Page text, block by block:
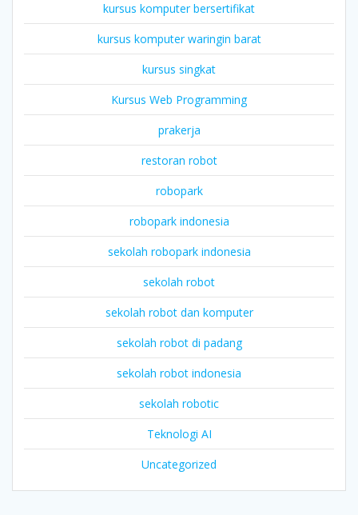
kursus komputer bersertifikat
kursus komputer waringin barat
kursus singkat
Kursus Web Programming
prakerja
restoran robot
robopark
robopark indonesia
sekolah robopark indonesia
sekolah robot
sekolah robot dan komputer
sekolah robot di padang
sekolah robot indonesia
sekolah robotic
Teknologi AI
Uncategorized